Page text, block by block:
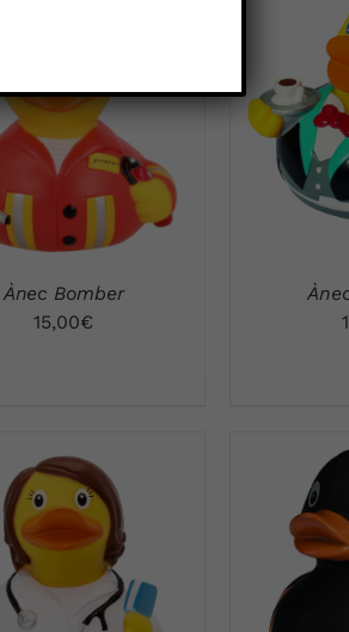
VISTA RÁPIDA
Ànec Bomber
15,00€
VISTA RÁPIDA